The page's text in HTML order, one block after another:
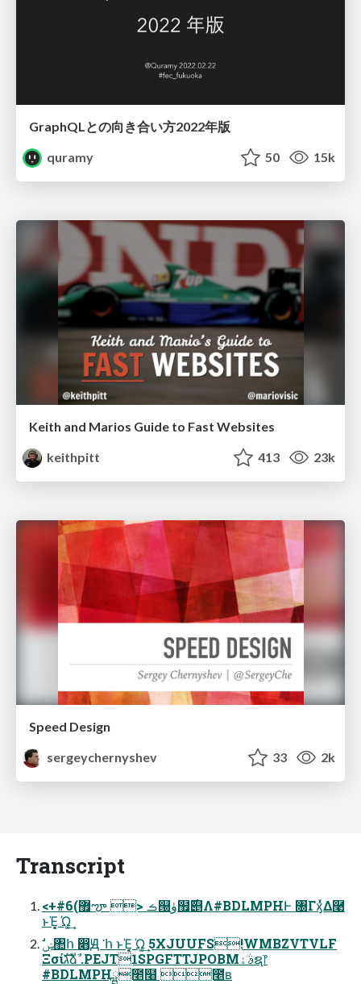
GraphQLとの向き合い方2022年版
quramy
50 15k
Keith and Marios Guide to Fast Websites
keithpitt
413 23k
Speed Design
sergeychernyshev
33 2k
Transcript
<+#6(޿ౡ > ࡏ୐ۈ຿࣌୅Λ#BDLMPHͰ ৐Γӽ͑ͯΔ࿩
ͱΈ͓͔ Ώ͏͚͢
Ξσίגࣜձࣾ .PEJT1SPGFTTJPOBMࣄۀຊ෦
#BDLMPHྺ೥໨ ೥ʙ